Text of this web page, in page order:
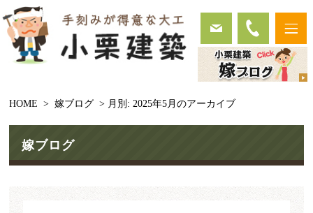
HOME >嫁ブログ > 月別: 2025年5月のアーカイブ
嫁ブログ